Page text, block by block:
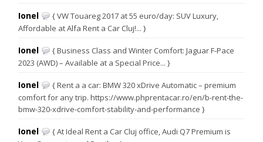
Ionel
{ VW Touareg 2017 at 55 euro/day: SUV Luxury,
Affordable at Alfa Rent a Car Cluj!... }
Ionel
{ Business Class and Winter Comfort: Jaguar F-Pace
2023 (AWD) – Available at a Special Price... }
Ionel
{ Rent a a car: BMW 320 xDrive Automatic – premium
comfort for any trip. https://www.phprentacar.ro/en/b-rent-the-
bmw-320-xdrive-comfort-stability-and-performance }
Ionel
{ At Ideal Rent a Car Cluj office, Audi Q7 Premium is